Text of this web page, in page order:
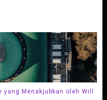
Menakjubkan oleh Will